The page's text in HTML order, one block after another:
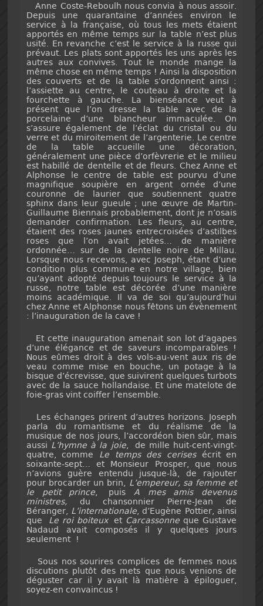
Anne Coste-Reboulh nous convia à nous assoir.
Depuis une quarantaine d’années environ le
service à la française, où tous les mets étaient
apportés en même temps sur la table n’est plus
usité. En revanche c’est le service à la russe qui
prévaut. Les plats sont apportés les uns après les
autres aux convives. Tout le monde mange la
même chose en même temps ! Ainsi la disposition
des couverts et de la table s’ordonnent ainsi :
l’assiette au centre, le couteau à droite et la
fourchette à gauche. La bienséance veut à
présent que l’on dresse la table avec de la
porcelaine d’une blancheur immaculée. On
s’assure également de l’éclat du cristal ou du
verre et du miroitement de l’argenterie. Le centre
de la table accueille une décoration,
généralement une pièce d’orfèvrerie et le milieu
est habillé de dentelle et de fleurs. Chez Anne et
Alphonse le centre de table est pourvu d’une
magnifique soupière en argent ornée d’une
couronne de laurier que soutiennent quatre
sphinx dans leur gueule ; une œuvre de Martin-
Guillaume Biennais probablement, dont je n’osais
demander confirmation. Les fleurs, au centre,
étaient des roses jaunes entrecroisées d’astilbes
roses que l’on avait jetées… de manière
ordonnée… sur de la dentelle noire de Millau.
Lorsque nous recevons, avec Joseph, étant d’une
condition plus commune en notre village, bien
qu’ayant adopté depuis toujours le service à la
russe, notre table est décorée d’une manière
moins académique. Il va de soi qu’aujourd’hui
chez Anne et Alphonse nous fêtons un évènement
: l’inauguration de la cave !
Et cette inauguration amenait son lot d’agapes
d’une élégance et de saveurs incomparables !
Nous eûmes droit à des vols-au-vent aux ris de
veau comme mise en bouche, un potage à la
bisque d’écrevisse, que suivirent quelques turbots
avec de la sauce hollandaise. Et une matelote de
foie-gras vint coiffer l’ensemble.
Les échanges prirent d’autres horizons. Joseph
parla du romantisme et du réalisme de la
musique de nos jours, l’accordéon bien sûr, mais
aussi L’hymne à la joie, de mille huit-cent-vingt-
quatre, comme Le temps des cerisesécrit en
soixante-sept… et Monsieur Prosper, que nous
n’avions guère entendu jusque-là, de rajouter
pour brocarder un brin, L’empereur, sa femme et
le petit prince , puis A mes amis devenus
ministres,du chansonnier Pierre-Jean de
Béranger, L’internationale , d’Eugène Pottier, ainsi
que Le roi boiteuxet Carcassonne que Gustave
Nadaud avait composés il y quelques jours
seulement !
Sous nos sourires complices de femmes nous
discutions plutôt des mets que nous venions de
déguster car il y avait là matière à épiloguer,
soyez-en convaincus !